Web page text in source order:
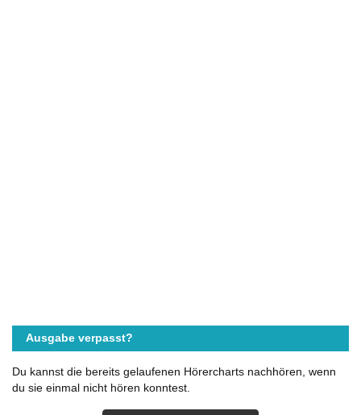
Ausgabe verpasst?
Du kannst die bereits gelaufenen Hörercharts nachhören, wenn
du sie einmal nicht hören konntest.